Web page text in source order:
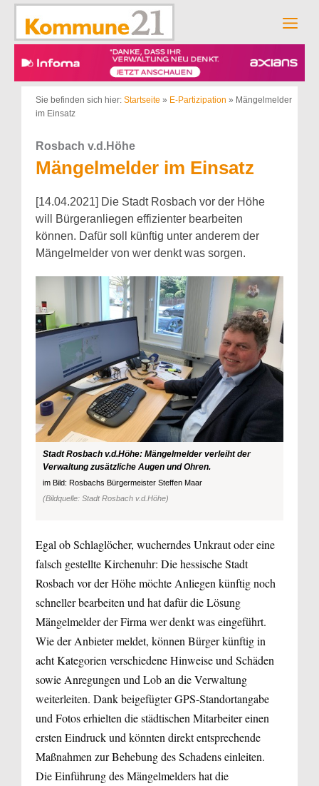
Zum
springen
Sie befinden sich hier: Startseite » E-Partizipation » Mängelmelder
im Einsatz
Rosbach v.d.Höhe
Mängelmelder im Einsatz
[14.04.2021] Die Stadt Rosbach vor der Höhe
will Bürgeranliegen effizienter bearbeiten
können. Dafür soll künftig unter anderem der
Mängelmelder von wer denkt was sorgen.
Stadt Rosbach v.d.Höhe: Mängelmelder verleiht der
Verwaltung zusätzliche Augen und Ohren.
im Bild: Rosbachs Bürgermeister Steffen Maar
(Bildquelle: Stadt Rosbach v.d.Höhe)
Egal ob Schlaglöcher, wucherndes Unkraut oder eine
falsch gestellte Kirchenuhr: Die hessische Stadt
Rosbach vor der Höhe möchte Anliegen künftig noch
schneller bearbeiten und hat dafür die Lösung
Mängelmelder der Firma wer denkt was eingeführt.
Wie der Anbieter meldet, können Bürger künftig in
acht Kategorien verschiedene Hinweise und Schäden
sowie Anregungen und Lob an die Verwaltung
weiterleiten. Dank beigefügter GPS-Standortangabe
und Fotos erhielten die städtischen Mitarbeiter einen
ersten Eindruck und könnten direkt entsprechende
Maßnahmen zur Behebung des Schadens einleiten.
Die Einführung des Mängelmelders hat die